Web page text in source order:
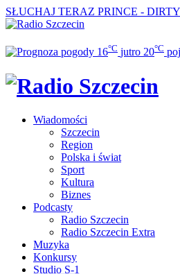
SŁUCHAJ TERAZ PRINCE -
16°C jutro 20°C
Wiadomości
Szczecin
Region
Polska i świat
Sport
Kultura
Biznes
Podcasty
Radio Szczecin
Radio Szczecin Extra
Muzyka
Konkursy
Studio S-1